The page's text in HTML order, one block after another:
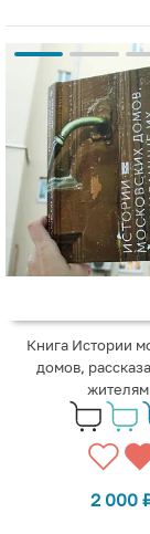
Книга Истории
домов,
2 000